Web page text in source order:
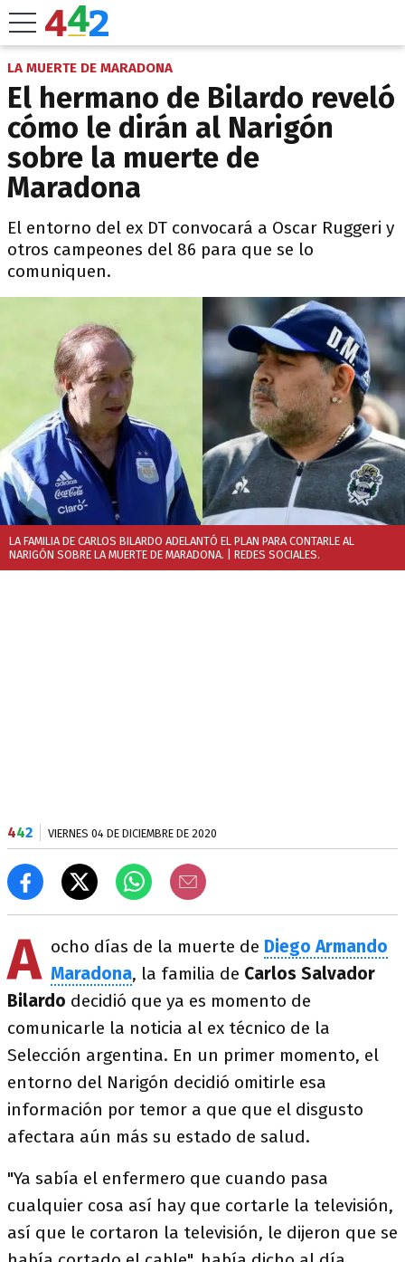
LA MUERTE DE MARADONA
El hermano de Bilardo reveló
cómo le dirán al Narigón
sobre la muerte de
Maradona
El entorno del ex DT convocará a Oscar Ruggeri y
otros campeones del 86 para que se lo
comuniquen.
LA FAMILIA DE CARLOS BILARDO ADELANTÓ EL PLAN PARA CONTARLE AL
NARIGÓN SOBRE LA MUERTE DE MARADONA. | REDES SOCIALES.
442 VIERNES 04 DE DICIEMBRE DE 2020
A ocho días de la muerte de Diego Armando
Maradona, la familia de Carlos Salvador
Bilardo decidió que ya es momento de
comunicarle la noticia al ex técnico de la
Selección argentina. En un primer momento, el
entorno del Narigón decidió omitirle esa
información por temor a que que el disgusto
afectara aún más su estado de salud.
"Ya sabía el enfermero que cuando pasa
cualquier cosa así hay que cortarle la televisión,
así que le cortaron la televisión, le dijeron que se